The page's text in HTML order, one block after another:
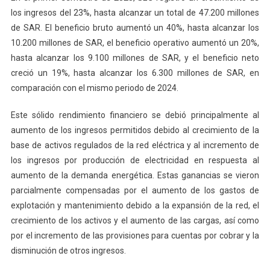
los ingresos del 23%, hasta alcanzar un total de 47.200 millones
de SAR. El beneficio bruto aumentó un 40%, hasta alcanzar los
10.200 millones de SAR, el beneficio operativo aumentó un 20%,
hasta alcanzar los 9.100 millones de SAR, y el beneficio neto
creció un 19%, hasta alcanzar los 6.300 millones de SAR, en
comparación con el mismo periodo de 2024.
Este sólido rendimiento financiero se debió principalmente al
aumento de los ingresos permitidos debido al crecimiento de la
base de activos regulados de la red eléctrica y al incremento de
los ingresos por producción de electricidad en respuesta al
aumento de la demanda energética. Estas ganancias se vieron
parcialmente compensadas por el aumento de los gastos de
explotación y mantenimiento debido a la expansión de la red, el
crecimiento de los activos y el aumento de las cargas, así como
por el incremento de las provisiones para cuentas por cobrar y la
disminución de otros ingresos.